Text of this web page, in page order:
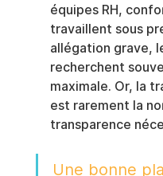
équipes RH,
travaillent sous
allégation grave,
recherchent
maximale. Or, la
est rarement la
transparence
Une bonne